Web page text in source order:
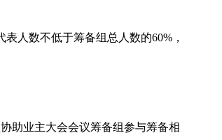
人数不低于筹备组总人数的60%，
助业主大会会议筹备组参与筹备相